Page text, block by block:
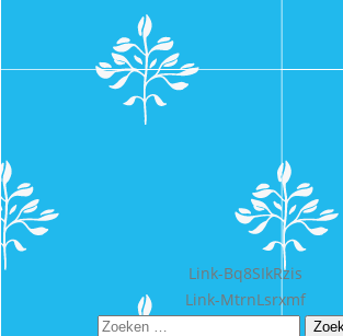
navigatie
Link-Bq8SIkRzis
Link-MtrnLsrxmf
Zoeken